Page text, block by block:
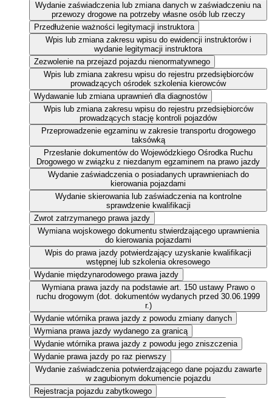
Wydanie zaświadczenia lub zmiana danych w zaświadczeniu na
przewozy drogowe na potrzeby własne osób lub rzeczy
Przedłużenie ważności legitymacji instruktora
Wpis lub zmiana zakresu wpisu do ewidencji instruktorów i
wydanie legitymacji instruktora
Zezwolenie na przejazd pojazdu nienormatywnego
Wpis lub zmiana zakresu wpisu do rejestru przedsiębiorców
prowadzących ośrodek szkolenia kierowców
Wydawanie lub zmiana uprawnień dla diagnostów
Wpis lub zmiana zakresu wpisu do rejestru przedsiębiorców
prowadzących stację kontroli pojazdów
Przeprowadzenie egzaminu w zakresie transportu drogowego
taksówką
Przesłanie dokumentów do Wojewódzkiego Ośrodka Ruchu
Drogowego w związku z niezdanym egzaminem na prawo jazdy
Wydanie zaświadczenia o posiadanych uprawnieniach do
kierowania pojazdami
Wydanie skierowania lub zaświadczenia na kontrolne
sprawdzenie kwalifikacji
Zwrot zatrzymanego prawa jazdy
Wymiana wojskowego dokumentu stwierdzającego uprawnienia
do kierowania pojazdami
Wpis do prawa jazdy potwierdzający uzyskanie kwalifikacji
wstępnej lub szkolenia okresowego
Wydanie międzynarodowego prawa jazdy
Wymiana prawa jazdy na podstawie art. 150 ustawy Prawo o
ruchu drogowym (dot. dokumentów wydanych przed 30.06.1999
r.)
Wydanie wtórnika prawa jazdy z powodu zmiany danych
Wymiana prawa jazdy wydanego za granicą
Wydanie wtórnika prawa jazdy z powodu jego zniszczenia
Wydanie prawa jazdy po raz pierwszy
Wydanie zaświadczenia potwierdzającego dane pojazdu zawarte
w zagubionym dokumencie pojazdu
Rejestracja pojazdu zabytkowego